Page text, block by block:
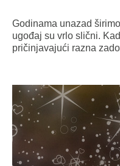
Godinama unazad
ugođaj su vrlo slični.
pričinjavajući razna